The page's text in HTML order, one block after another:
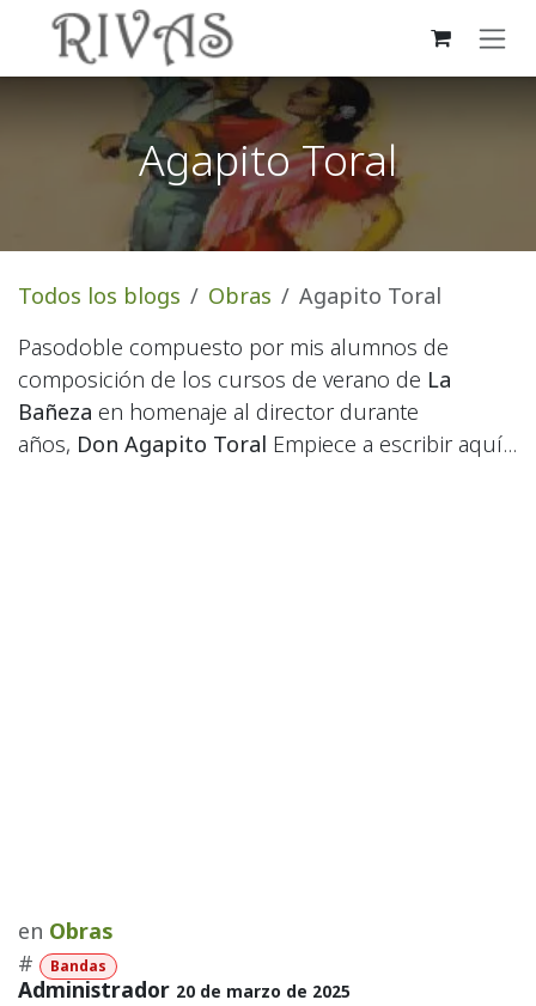
Ir al contenido
Agapito Toral
Todos los blogs Obras
Agapito Toral
Pasodoble compuesto por mis alumnos de
composición de los cursos de verano de La
Bañeza en homenaje al director durante
años, Don Agapito Toral Empiece a escribir aquí...
en Obras
#
Bandas
Administrador 20 de marzo de 2025